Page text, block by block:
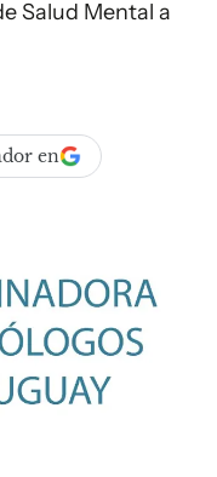
Salud Mental a
en